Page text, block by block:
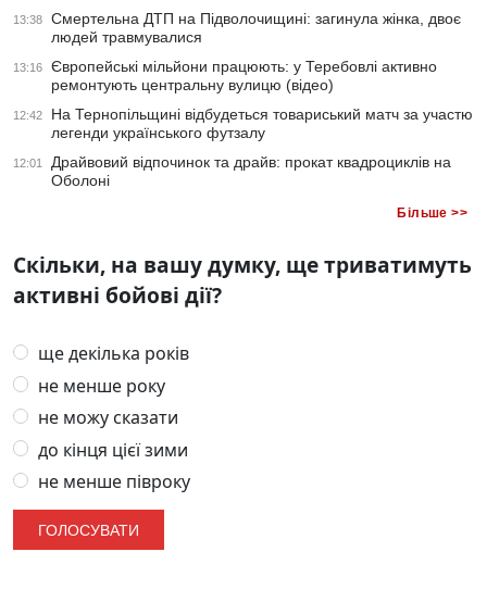
13:38
Смертельна ДТП на Підволочищині: загинула жінка, двоє
людей травмувалися
13:16
Європейські мільйони працюють: у Теребовлі активно
ремонтують центральну вулицю (відео)
12:42
На Тернопільщині відбудеться товариський матч за участю
легенди українського футзалу
12:01
Драйвовий відпочинок та драйв: прокат квадроциклів на
Оболоні
Більше >>
Скільки, на вашу думку, ще триватимуть
активні бойові дії?
ще декілька років
не менше року
не можу сказати
до кінця цієї зими
не менше півроку